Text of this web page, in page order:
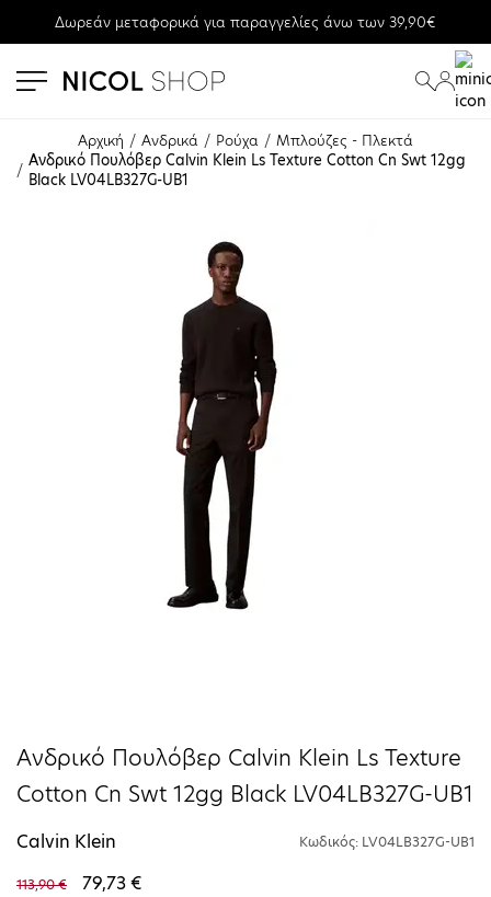
Δωρεάν μεταφορικά για παραγγελίες άνω των 39,90€
Αρχική Ανδρικά Ρούχα
Μπλούζες - Πλεκτά
Ανδρικό Πουλόβερ Calvin Klein Ls Texture Cotton Cn Swt 12gg
Black LV04LB327G-UB1
Ανδρικό Πουλόβερ Calvin Klein Ls Texture
Cotton Cn Swt 12gg Black LV04LB327G-UB1
Calvin Klein Κωδικός: LV04LB327G-UB1
113,90 € 79,73 €